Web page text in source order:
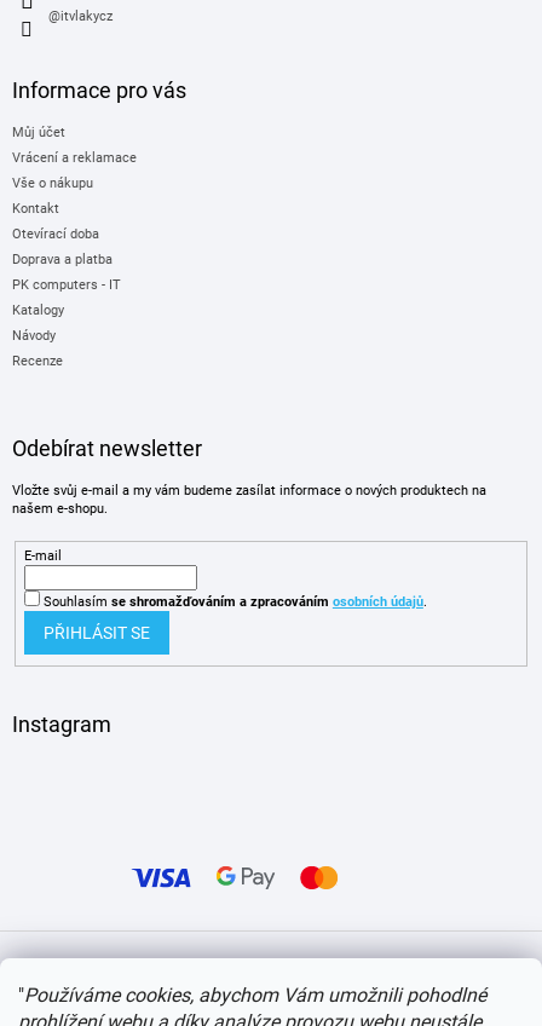
"Používáme cookies, abychom Vám umožnili pohodlné
@itvlakycz
Informace pro vás
Můj účet
Vrácení a reklamace
Vše o nákupu
Kontakt
Otevírací doba
Doprava a platba
PK computers - IT
Katalogy
Návody
Recenze
Odebírat newsletter
Vložte svůj e-mail a my vám budeme zasílat informace o nových produktech na
našem e-shopu.
E-mail
Souhlasím se shromažďováním a zpracováním osobních údajů.
PŘIHLÁSIT SE
Instagram